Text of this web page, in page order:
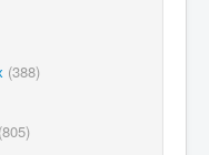
(388)
(805)